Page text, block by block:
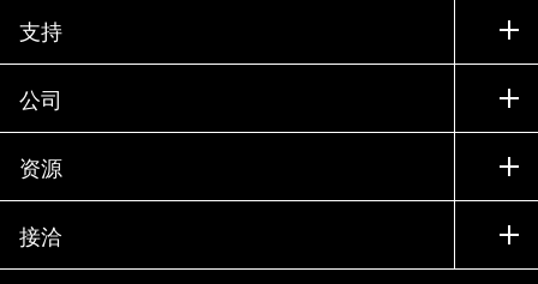
如何购买
联系销售部门
寻找合作伙伴
试用产品
贵宾体验中心
产品 A-Z
支持
支持
训练
文档中心
知识库
社区
公司
公司
合作伙伴
招聘
资源
新闻中心
活动
接洽